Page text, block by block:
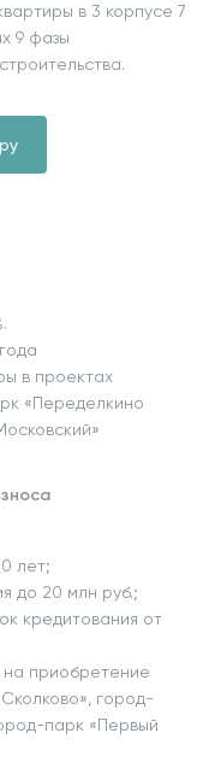
в 3 корпусе 7
9 фазы
в проектах
«Переделкино
лет;
до 20 млн руб.;
кредитования от
на приобретение
город-
парк «Первый